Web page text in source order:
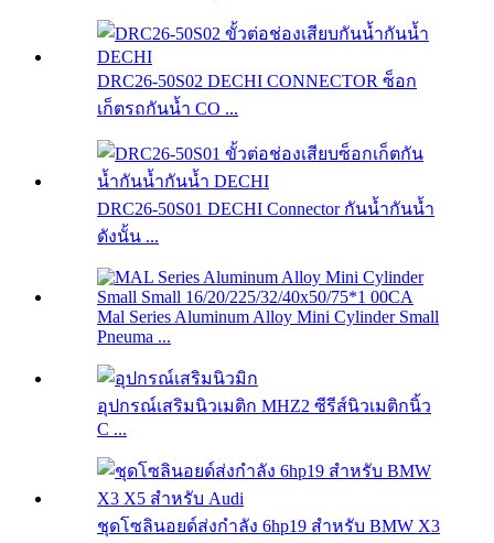
DRC26-50S02 DECHI CONNECTOR ซ็อก
เก็ตรถกันน้ำ CO ...
DRC26-50S01 DECHI Connector กันน้ำกันน้ำ
ดังนั้น ...
Mal Series Aluminum Alloy Mini Cylinder Small
Pneuma ...
อุปกรณ์เสริมนิวเมติก MHZ2 ซีรีส์นิวเมติกนิ้ว
C ...
ชุดโซลินอยด์ส่งกำลัง 6hp19 สำหรับ BMW X3